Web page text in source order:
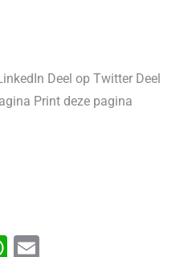
Deel op Twitter Deel
Print deze pagina
W